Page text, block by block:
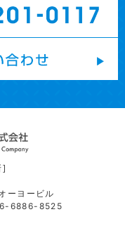
]
ーヨービル
6886-8525